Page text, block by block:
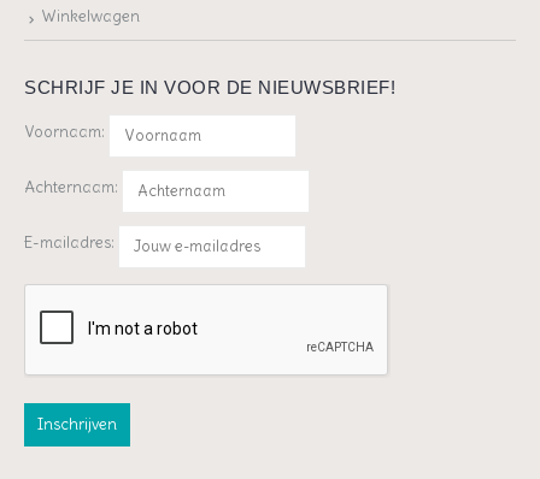
Winkelwagen
SCHRIJF JE IN VOOR DE NIEUWSBRIEF!
Voornaam:
Achternaam:
E-mailadres: